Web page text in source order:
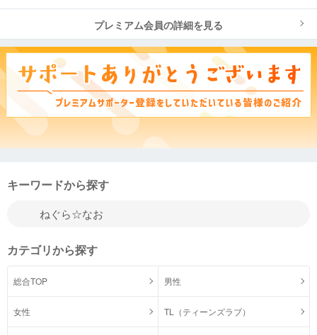
プレミアム会員の詳細を見る
キーワードから探す
カテゴリから探す
総合TOP 男性
女性 TL（ティーンズラブ）